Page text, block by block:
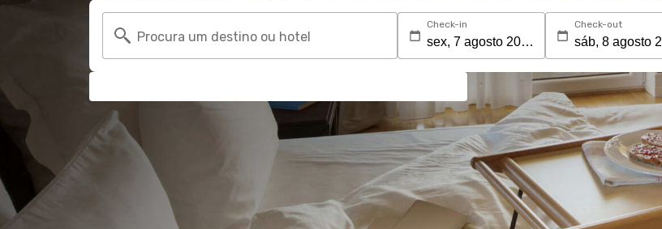
Procura um destino ou hotel
Check-in Check-out